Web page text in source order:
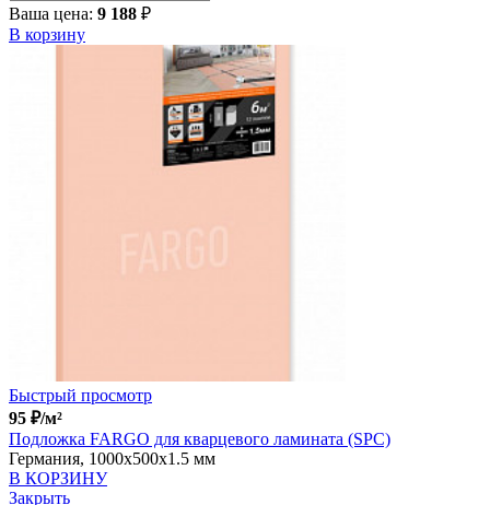
Ваша цена: 9 188 ₽
В корзину
Быстрый просмотр
95 ₽/м²
Подложка FARGO для кварцевого ламината (SPC)
Германия, 1000x500x1.5 мм
В КОРЗИНУ
Закрыть